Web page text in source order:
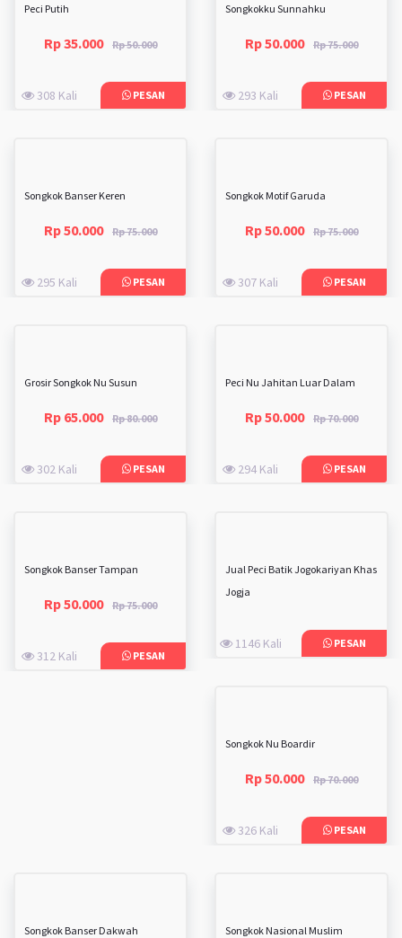
Peci Putih
Rp 35.000 Rp 50.000
308 Kali PESAN
Songkokku Sunnahku
Rp 50.000 Rp 75.000
293 Kali PESAN
Songkok Banser Keren
Rp 50.000 Rp 75.000
295 Kali PESAN
Songkok Motif Garuda
Rp 50.000 Rp 75.000
307 Kali PESAN
Grosir Songkok Nu Susun
Rp 65.000 Rp 80.000
302 Kali PESAN
Peci Nu Jahitan Luar Dalam
Rp 50.000 Rp 70.000
294 Kali PESAN
Songkok Banser Tampan
Rp 50.000 Rp 75.000
312 Kali PESAN
Jual Peci Batik Jogokariyan Khas
Jogja
1146 Kali PESAN
Songkok Nu Boardir
Rp 50.000 Rp 70.000
326 Kali PESAN
Songkok Banser Dakwah Songkok Nasional Muslim